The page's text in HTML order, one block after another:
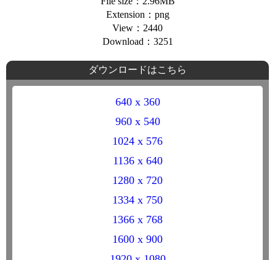
Extension：png
View：2440
Download：3251
ダウンロードはこちら
640 x 360
960 x 540
1024 x 576
1136 x 640
1280 x 720
1334 x 750
1366 x 768
1600 x 900